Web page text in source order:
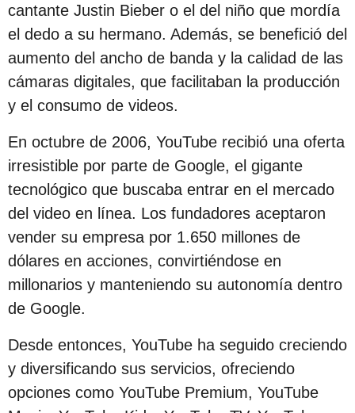
cantante Justin Bieber o el del niño que mordía
el dedo a su hermano. Además, se benefició del
aumento del ancho de banda y la calidad de las
cámaras digitales, que facilitaban la producción
y el consumo de videos.
En octubre de 2006, YouTube recibió una oferta
irresistible por parte de Google, el gigante
tecnológico que buscaba entrar en el mercado
del video en línea. Los fundadores aceptaron
vender su empresa por 1.650 millones de
dólares en acciones, convirtiéndose en
millonarios y manteniendo su autonomía dentro
de Google.
Desde entonces, YouTube ha seguido creciendo
y diversificando sus servicios, ofreciendo
opciones como YouTube Premium, YouTube